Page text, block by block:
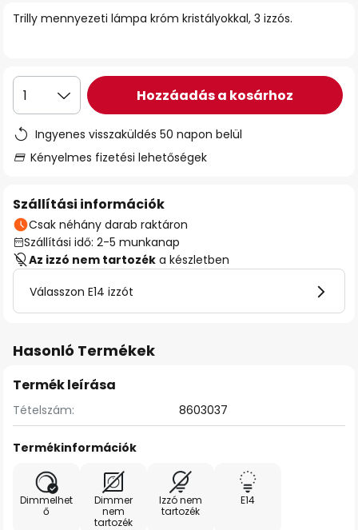
Trilly mennyezeti lámpa króm kristályokkal, 3 izzós.
1 Hozzáadás a kosárhoz
Ingyenes visszaküldés 50 napon belül
Kényelmes fizetési lehetőségek
Szállítási információk
Csak néhány darab raktáron
Szállítási idő: 2-5 munkanap
Az izzó nem tartozék a készletben
Válasszon E14 izzót
Hasonló Termékek
Termék leírása
Tételszám: 8603037
Termékinformációk
Dimmelhet
ő
Dimmer
nem
tartozék
Izzó nem
tartozék
E14